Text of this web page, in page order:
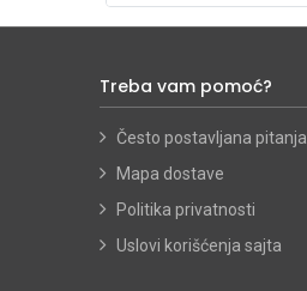
Treba vam pomoć?
Često postavljana pitanja
Mapa dostave
Politika privatnosti
Uslovi korišćenja sajta